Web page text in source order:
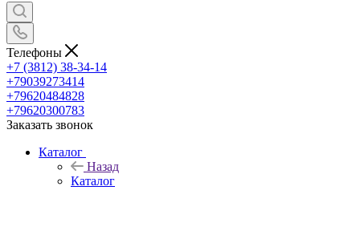
Телефоны
+7 (3812) 38-34-14
+79039273414
+79620484828
+79620300783
Заказать звонок
Каталог
Назад
Каталог